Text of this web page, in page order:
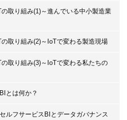
取り組み(1)～進んでいる中小製造業
取り組み(2)～IoTで変わる製造現場
取り組み(3)～IoTで変わる私たちの
とは何か？
ルフサービスBIとデータガバナンス